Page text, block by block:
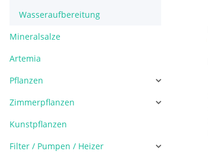
Wasseraufbereitung
Mineralsalze
Artemia
Pflanzen
Zimmerpflanzen
Kunstpflanzen
Filter / Pumpen / Heizer